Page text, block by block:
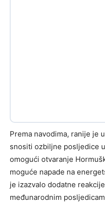
Prema navodima, ranije je
snositi ozbiljne posljedice
omogući otvaranje
moguće napade na
je izazvalo dodatne
međunarodnim